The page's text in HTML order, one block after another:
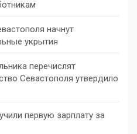
начнут
укрытия
перечислят
Севастополя утвердило
первую зарплату за